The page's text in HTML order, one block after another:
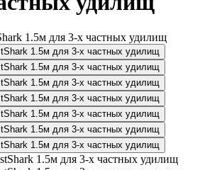
1.5м для 3-х частных удилищ